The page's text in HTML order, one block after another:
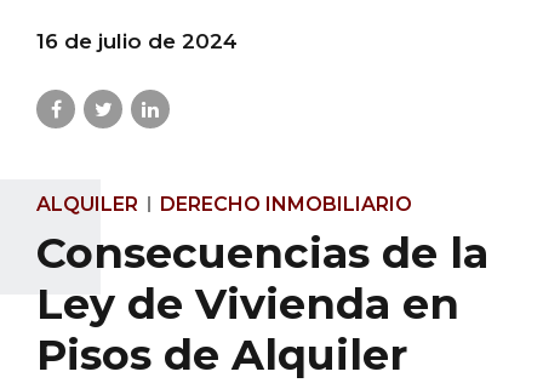
16 de julio de 2024
ALQUILER DERECHO INMOBILIARIO
Consecuencias de la
Ley de Vivienda en
Pisos de Alquiler